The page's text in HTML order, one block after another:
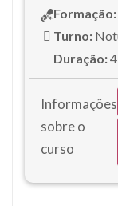
Formação:
Turno:
Duração:
Informações
sobre o
curso